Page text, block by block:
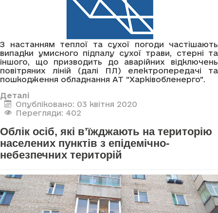
З настанням теплої та сухої погоди частішають
випадки умисного підпалу сухої трави, стерні та
іншого, що призводить до аварійних відключень
повітряних ліній (далі ПЛ) електропередачі та
пошкодження обладнання АТ "Харківобленерго".
Деталі
Опубліковано: 03 квітня 2020
Перегляди: 402
Облік осіб, які в’їжджають на територію
населених пунктів з епідемічно-
небезпечних територій